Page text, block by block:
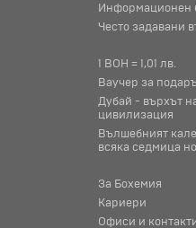
Информационен
Често задавани
1 BOH = 1,01 лв.
Ваучер за
Дубай - върхът
цивилизация
Вълшебният
всяка седмица
За Бохемия
Кариери
Офиси и